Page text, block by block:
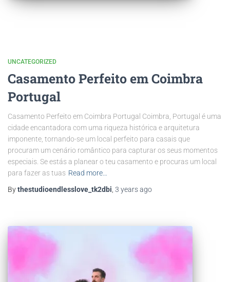
UNCATEGORIZED
Casamento Perfeito em Coimbra
Portugal
Casamento Perfeito em Coimbra Portugal Coimbra, Portugal é uma
cidade encantadora com uma riqueza histórica e arquitetura
imponente, tornando-se um local perfeito para casais que
procuram um cenário romântico para capturar os seus momentos
especiais. Se estás a planear o teu casamento e procuras um local
para fazer as tuas Read more…
Bythestudioendlesslove_tk2dbi 3 yearsago